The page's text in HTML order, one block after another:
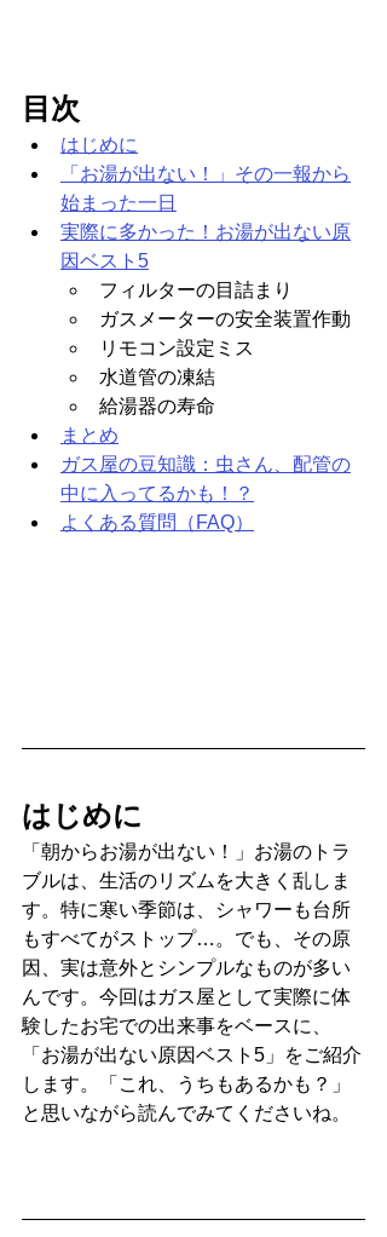
目次
はじめに
「お湯が出ない！」その一報から
始まった一日
実際に多かった！お湯が出ない原
因ベスト5
フィルターの目詰まり
ガスメーターの安全装置作動
リモコン設定ミス
水道管の凍結
給湯器の寿命
まとめ
ガス屋の豆知識：虫さん、配管の
中に入ってるかも！？
よくある質問（FAQ）
はじめに
「朝からお湯が出ない！」お湯のトラ
ブルは、生活のリズムを大きく乱しま
す。特に寒い季節は、シャワーも台所
もすべてがストップ…。でも、その原
因、実は意外とシンプルなものが多い
んです。今回はガス屋として実際に体
験したお宅での出来事をベースに、
「お湯が出ない原因ベスト5」をご紹介
します。「これ、うちもあるかも？」
と思いながら読んでみてくださいね。